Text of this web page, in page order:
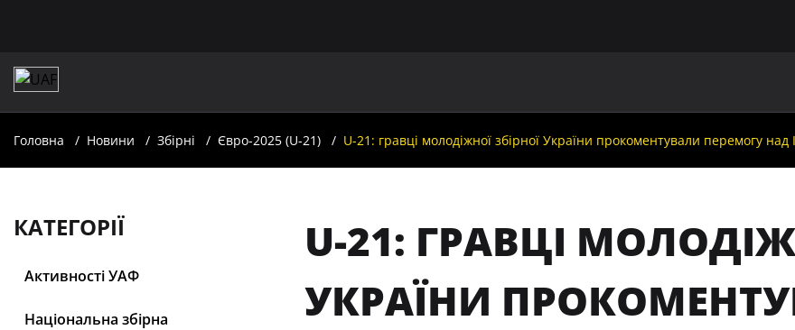
Головна Новини Збірні Євро-2025 (U-21) U-21: гравці молодіжної збірної України прокоментували перемогу над
КАТЕГОРІЇ
Активності УАФ
Національна збірна
U-21: ГРАВЦІ
УКРАЇНИ